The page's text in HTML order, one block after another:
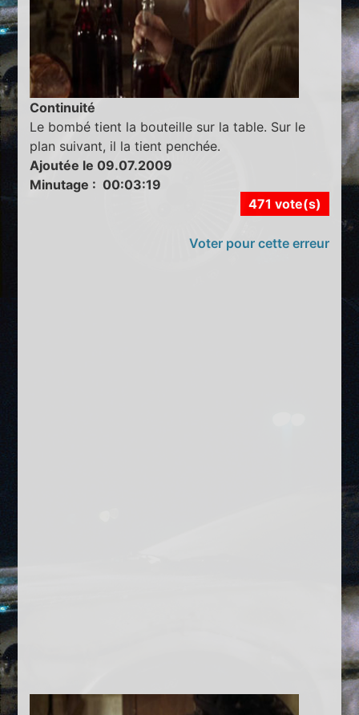
Continuité
Le bombé tient la bouteille sur la table. Sur le
plan suivant, il la tient penchée.
Ajoutée le 09.07.2009
Minutage : 00:03:19
471 vote(s)
Voter pour cette erreur